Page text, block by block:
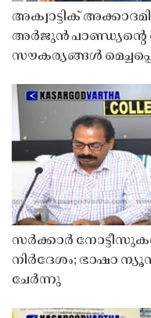
അക്വാട്ടിക്
അർജുൻ പാണ്ഡ്യൻ്റെ
സൗകര്യങ്ങൾ
സർക്കാർ
നിർദേശം; ഭാഷാ
ചേർന്നു